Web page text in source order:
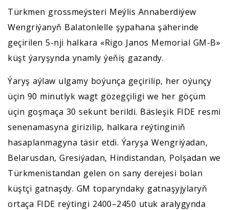
Türkmen grossmeýsteri Meýlis Annaberdiýew
Wengriýanyň Balatonlelle şypahana şäherinde
geçirilen 5-nji halkara «Rigo Janos Memorial GM-B»
küşt ýaryşynda ynamly ýeňiş gazandy.
Ýaryş aýlaw ulgamy boýunça geçirilip, her oýunçy
üçin 90 minutlyk wagt gözegçiligi we her göçüm
üçin goşmaça 30 sekunt berildi. Bäsleşik FIDE resmi
senenamasyna girizilip, halkara reýtinginiň
hasaplanmagyna täsir etdi. Ýaryşa Wengriýadan,
Belarusdan, Gresiýadan, Hindistandan, Polşadan we
Türkmenistandan gelen on sany derejesi bolan
küştçi gatnaşdy. GM toparyndaky gatnaşyjylaryň
ortaça FIDE reýtingi 2400–2450 utuk aralygynda